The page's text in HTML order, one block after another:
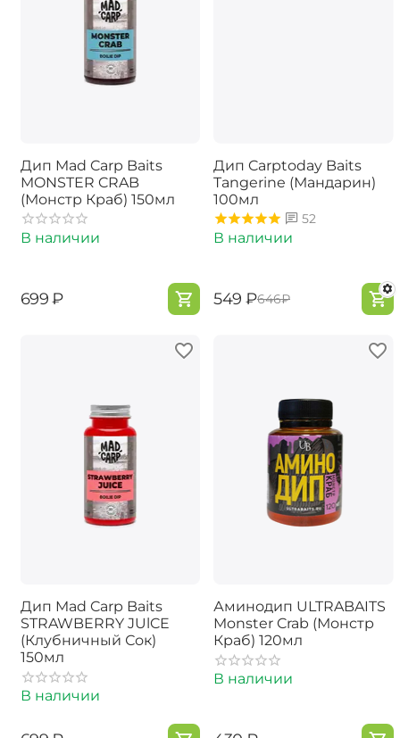
Дип Mad Carp Baits
MONSTER CRAB
(Монстр Краб) 150мл
В наличии
‍699‍ ₽
Дип Carptoday Baits
Tangerine (Мандарин)
100мл
52
В наличии
‍549‍ ₽‍646‍₽
Дип Mad Carp Baits
STRAWBERRY JUlCE
(Клубничный Сок)
150мл
В наличии
Аминодип ULTRABAITS
Monster Crab (Монстр
Краб) 120мл
В наличии